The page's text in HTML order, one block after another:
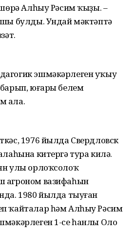
Алһыу Рәсим ҡыҙы. –
булды. Ундай мәктәптә
эшмәкәрлеген уҡыу
юғары белем
ала.
1976 йылда Свердловск
китергә тура килә.
улы орлоҡсолоҡ
агроном вазифаһын
1980 йылда тыуған
ҡайталар һәм Алһыу Рәсим
1-се һанлы Оло